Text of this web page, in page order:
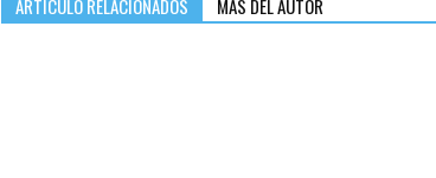
ARTÍCULO RELACIONADOS MÁS DEL AUTOR